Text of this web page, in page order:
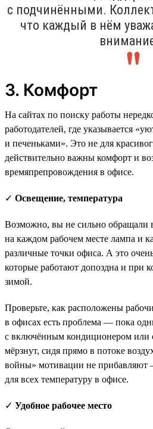
с подчинёнными.
что каждый в нём
3. Комфорт
На сайтах по поиску работы
работодателей, где указывается
и печеньками». Это не для
действительно важны комфорт и
времяпрепровождения в офисе.
✓ Освещение, температура
Возможно, вы не сильно обращали
на каждом рабочем месте лампа и
различные точки офиса. А это
которые работают допоздна и при
зимой.
Проверьте, как расположены
в офисах есть проблема — пока
с включённым кондиционером или
мёрзнут, сидя прямо в потоке
войны» мотивации не прибавляют
для всех температуру в офисе.
✓ Удобное рабочее место